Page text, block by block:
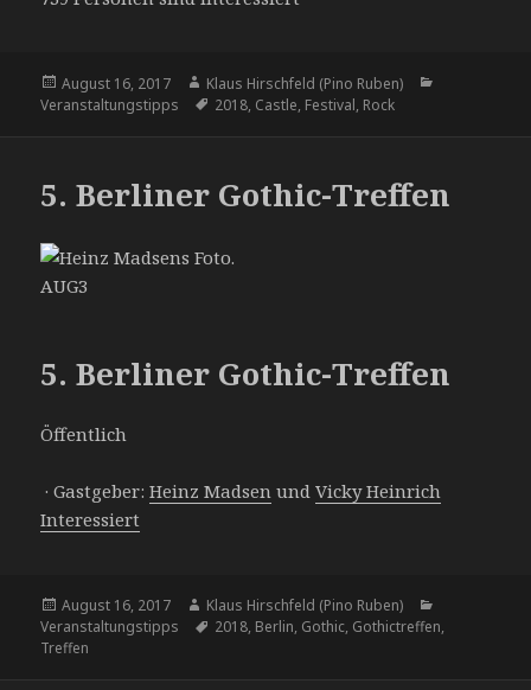
Veröffentlicht
am
August 16, 2017 Autor
Klaus Hirschfeld (Pino Ruben)
Veranstaltungstipps
Tags
2018, Castle, Festival, Rock
5. Berliner Gothic-Treffen
AUG3
5. Berliner Gothic-Treffen
Öffentlich
· Gastgeber:Heinz Madsen undVicky Heinrich
Interessiert
Veröffentlicht
am
August 16, 2017 Autor
Klaus Hirschfeld (Pino Ruben)
Veranstaltungstipps
Tags
2018, Berlin, Gothic, Gothictreffen,
Treffen